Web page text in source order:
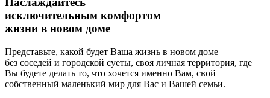
исключительным комфортом
жизни в новом доме
Представьте, какой будет Ваша жизнь в новом доме –
без соседей и городской суеты, своя личная территория, где
Вы будете делать то, что хочется именно Вам, свой
собственный маленький мир для Вас и Вашей семьи.